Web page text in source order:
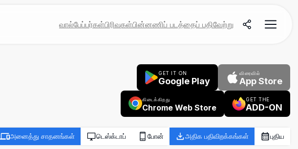
வால்பேப்பர்கள்பிரிவுகள்பின்னணிப் படத்தைப் பதிவேற்று
GET IT ON
Google Play
விரைவில்
App Store
கிடைக்கிறது
Chrome Web Store
GET THE
ADD-ON
அனைத்து சாதனங்கள் டெஸ்க்டாப் போன் அதிக பதிவிறக்கங்கள் புதிய